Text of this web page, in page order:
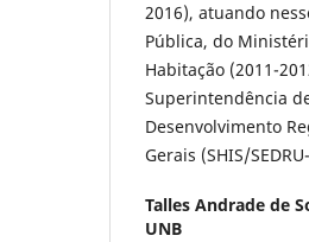
2016), atuando
Pública, do
Habitação (2011-
Superintendência
Desenvolvimento
Gerais (SHIS/
Talles Andrade de
UNB